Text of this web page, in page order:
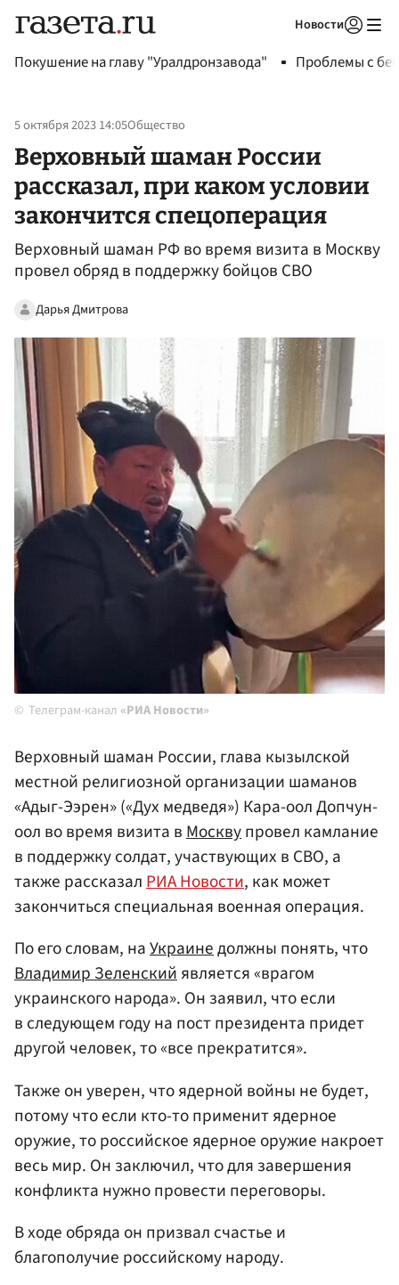
Новости
Покушение на главу "Уралдронзавода" Проблемы с
5 октября 2023 14:05Общество
Верховный шаман России
рассказал, при каком условии
закончится спецоперация
Верховный шаман РФ во время визита в Москву
провел обряд в поддержку бойцов СВО
Дарья Дмитрова
Телеграм-канал «РИА Новости»
Верховный шаман России, глава кызылской
местной религиозной организации шаманов
«Адыг-Ээрен» («Дух медведя») Кара-оол Допчун-
оол во время визита вМосквупровел камлание
в поддержку солдат, участвующих в СВО, а
также рассказалРИА Новости, как может
закончиться специальная военная операция.
По его словам, наУкраинедолжны понять, что
Владимир Зеленскийявляется «врагом
украинского народа». Он заявил, что если
в следующем году на пост президента придет
другой человек, то «все прекратится».
Также он уверен, что ядерной войны не будет,
потому что если кто-то применит ядерное
оружие, то российское ядерное оружие накроет
весь мир. Он заключил, что для завершения
конфликта нужно провести переговоры.
В ходе обряда он призвал счастье и
благополучие российскому народу.